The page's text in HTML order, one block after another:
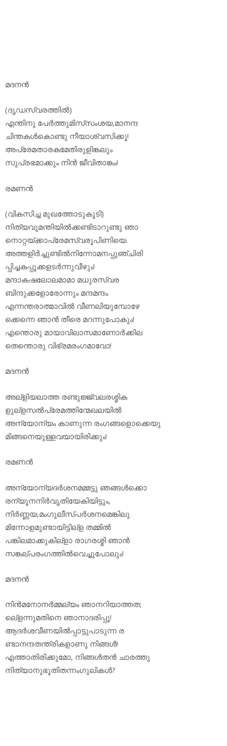
മദനന്‍
(ദൃഡസ്വരത്തില്‍)
എന്തിനു പേര്‍ത്തുമിസ്‌സംശയ,മാനന്ദ
ചിന്തകള്‍കൊണ്ടു നീയാശ്വസിക്കൂ!
അപ്രേമതാരകമേതിരുളിങ്കലും
സുപ്രഭമാക്കും നിന്‍ ജീവിതാങ്കം!
രമണന്‍
(വികസിച്ച മുഖത്തോടുകൂടി)
നിത്യവുമന്തിയില്‍ക്കണ്ടിടാറുണ്ടു ഞാ
നൊറ്റയ്ക്കാപ്രേമസ്വരൂപിണിയെ.
അത്തളിര്‍ച്ചുണ്ടില്‍നിന്നോമനപ്പുഞ്ചിരി
പ്പിച്ചകപ്പൂക്കളടര്‍ന്നുവീഴും!
മന്ദാകഷലോലമാമാ മധുരസ്വര
ബിന്ദുക്കളോരോന്നും മന്ദമന്ദം
എന്നന്തരാത്മാവില്‍ വീണലിയുമ്പോഴേ
ക്കെന്നെ ഞാന്‍ തീരെ മറന്നുപോകും!
എന്തൊരു മായാവിലാസമാണോര്‍ക്കില
തെന്തൊരു വിഭ്രമരംഗമാവോ!
മദനന്‍
അല്‌ളിയലാത്ത രണ്ടുജ്ജ്വലരശ്മിക
ളുല്‌ളസല്‍പ്രേമത്തിന്മേഖലയില്‍
അന്യോന്യം കാണുന്ന രംഗങ്ങളൊക്കെയു
മിങ്ങനെയുള്ളവയായിരിക്കും!
രമണന്‍
അന്യോന്യദര്‍ശനമമ്മട്ടു ഞങ്ങള്‍ക്കൊ
രന്യൂനനിര്‍വൃതിയേകിയിട്ടും,
നിര്‍ണ്ണയ,മംഗുലീസ്പര്‍ശനമെങ്കിലു
മിന്നോളമുണ്ടായിട്ടില്‌ള തമ്മില്‍
പങ്കിലമാക്കുകില്‌ളാ രാഗരശ്മി ഞാന്‍
സങ്കല്പരംഗത്തില്‍വെച്ചുപോലും!
മദനന്‍
നിന്‍മനോനര്‍മ്മല്യം ഞാനറിയാത്തത;
ലെ്‌ളന്നുമതിനെ ഞാനാദരിപ്പൂ!
ആദര്‍ശവീണയില്‍പ്പാട്ടുപാടുന്ന ര
ണ്ടാനന്ദതന്ത്രികളാണു നിങ്ങള്‍!
എത്താതിരിക്കുമോ, നിങ്ങള്‍തന്‍ ചാരത്തു
നിത്യാനുഭൂതിതന്നംഗുലികള്‍?